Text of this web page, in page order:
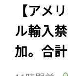
【アメ
ル輸入
加。合